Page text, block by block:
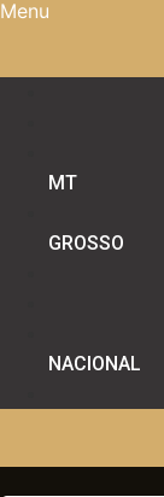
Menu
MT
GROSSO
NACIONAL